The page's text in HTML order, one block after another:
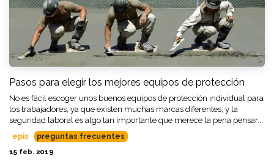
Pasos para elegir los mejores equipos de protección
No es fácil escoger unos buenos equipos de protección individual para
los trabajadores, ya que existen muchas marcas diferentes, y la
seguridad laboral es algo tan importante que merece la pena pensar...
epis
preguntas frecuentes
15 feb. 2019